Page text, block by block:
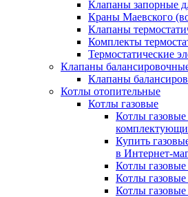
Клапаны запорные
Краны Маевского
Клапаны
Комплекты
Термостатические
Клапаны
Клапаны
Котлы отопительные
Котлы газовые
Котлы
Купить
в Интернет-
Котлы
Котлы
Котлы